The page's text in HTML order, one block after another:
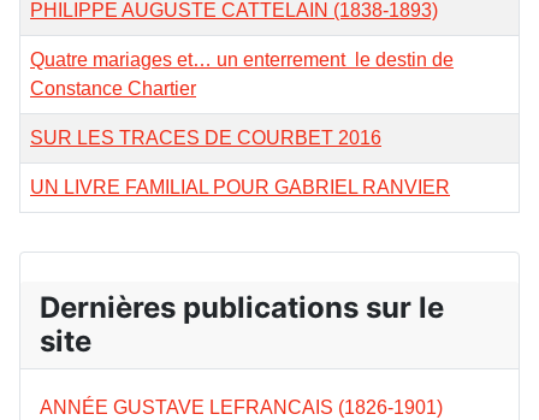
PHILIPPE AUGUSTE CATTELAIN (1838-1893)
Quatre mariages et… un enterrement le destin de
Constance Chartier
SUR LES TRACES DE COURBET 2016
UN LIVRE FAMILIAL POUR GABRIEL RANVIER
Dernières publications sur le
site
ANNÉE GUSTAVE LEFRANCAIS (1826-1901)